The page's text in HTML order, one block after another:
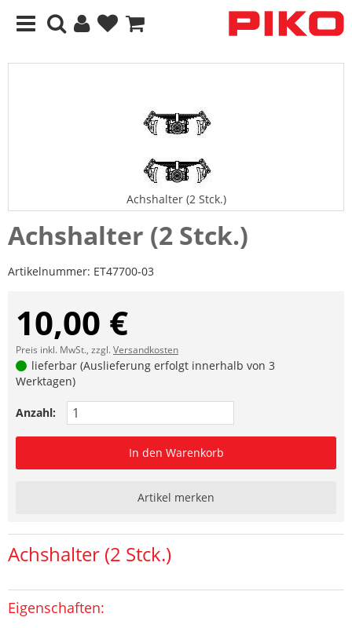
Achshalter (2 Stck.)
Achshalter (2 Stck.)
Artikelnummer: ET47700-03
10,00 €
Preis inkl. MwSt., zzgl.Versandkosten
lieferbar (Auslieferung erfolgt innerhalb von 3
Werktagen)
Anzahl:
In den Warenkorb
Artikel merken
Achshalter (2 Stck.)
Eigenschaften: